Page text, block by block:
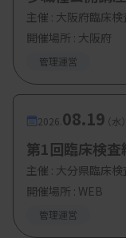
協会、臨床検査
院議員を擁立し
きます。
医療のルール
医療者個人の視
の医療は、患者
は公的保険でカ
主催 : 大阪府臨床
開催場所 : 大阪府
管理運営
2026. 08.19（水）
第1回臨床検
主催 : 大分県臨床
開催場所 : WEB
管理運営